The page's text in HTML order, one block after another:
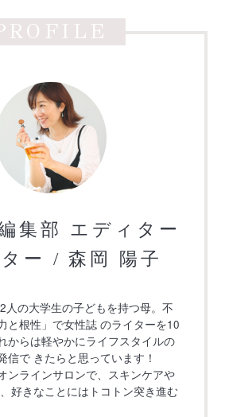
集部 エディター
ー / 森岡 陽子
人の大学生の子どもを持つ母。不
と根性」で女性誌 のライターを10
からは軽やかにライフスタイルの
信で きたらと思っています！
ンラインサロンで、スキンケアや
好きなことにはトコトン突き進む